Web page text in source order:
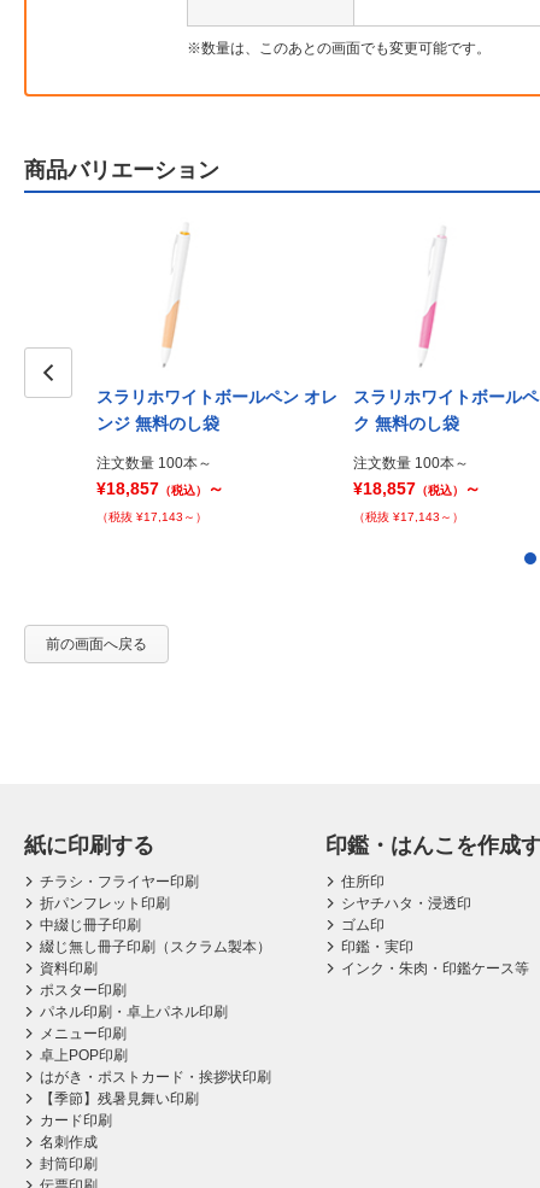
数量は、このあとの画面でも変更可能です。
商品バリエーション
スラリホワイトボールペン オレ
ンジ 無料のし袋
注文数量 100本～
¥18,857 （税込） ～
（税抜 ¥17,143～）
スラリホワイトボール
ク 無料のし袋
注文数量 100本～
¥18,857 （税込） ～
（税抜 ¥17,143～）
前の画面へ戻る
紙に印刷する
チラシ・フライヤー印刷
折パンフレット印刷
中綴じ冊子印刷
綴じ無し冊子印刷（スクラム製本）
資料印刷
ポスター印刷
パネル印刷・卓上パネル印刷
メニュー印刷
卓上POP印刷
はがき・ポストカード・挨拶状印刷
【季節】残暑見舞い印刷
カード印刷
名刺作成
封筒印刷
印鑑・はんこを作成
住所印
シヤチハタ・浸透印
ゴム印
印鑑・実印
インク・朱肉・印鑑ケース等